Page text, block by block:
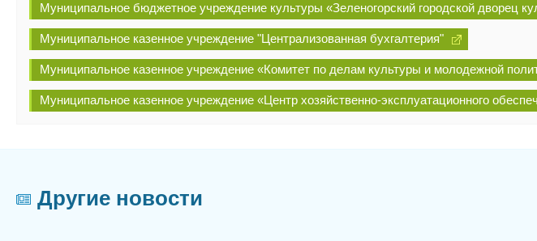
Муниципальное бюджетное учреждение культуры «Зеленогорский городской дворец
Муниципальное казенное учреждение "Централизованная бухгалтерия"
Муниципальное казенное учреждение «Комитет по делам культуры и молодежной
Муниципальное казенное учреждение «Центр хозяйственно-эксплуатационного
Другие новости